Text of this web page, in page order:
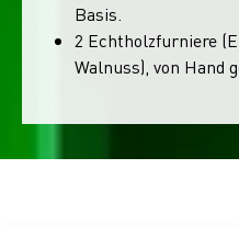
Basis.
2 Echtholzfurniere
Walnuss), von Hand